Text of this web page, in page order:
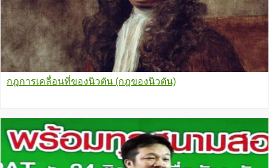
กฎการเคลื่อนที่ของนิวตัน (กฎของนิวตัน)